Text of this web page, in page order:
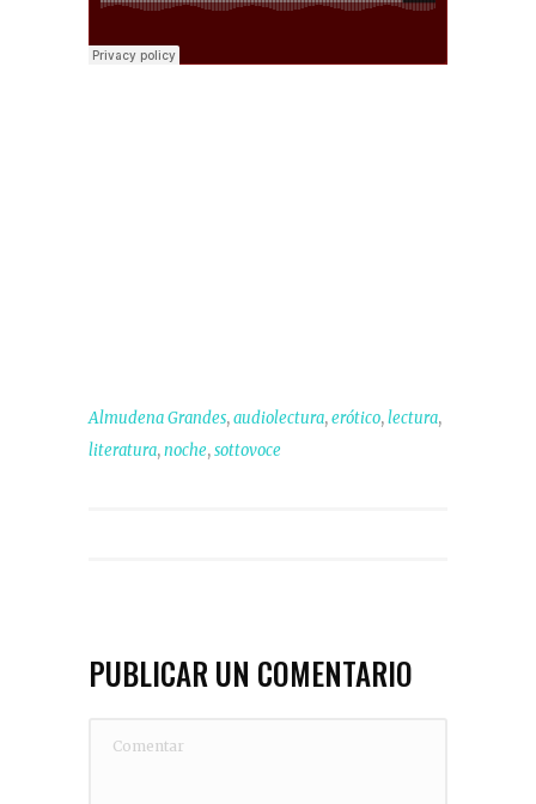
Almudena Grandes,audiolectura,erótico,lectura,
literatura,noche,sottovoce
PUBLICAR UN COMENTARIO